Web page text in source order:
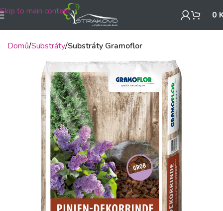
Skip to main content 0
Domů Substráty Substráty Gramoflor